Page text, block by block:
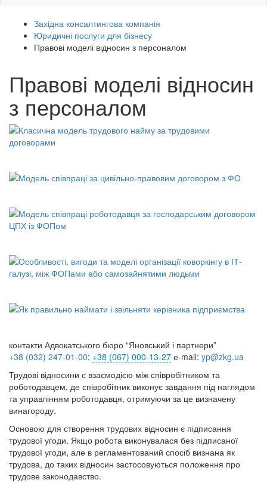
Західна консалтингова компанія
Юридичні послуги для бізнесу
Правові моделі відносин з персоналом
Правові моделі відносин
з персоналом
контакти Адвокатського бюро “Яновський і партнери”
+38 (032) 247-01-00; +38 (067) 000-13-27 е-mail: yp@zkg.ua
Трудові відносини є взаємодією між співробітником та
роботодавцем, де співробітник виконує завдання під наглядом
та управлінням роботодавця, отримуючи за це визначену
винагороду.
Основою для створення трудових відносин є підписання
трудової угоди. Якщо робота виконувалася без підписаної
трудової угоди, але в регламентований спосіб визнана як
трудова, до таких відносин застосовуються положення про
трудове законодавство.